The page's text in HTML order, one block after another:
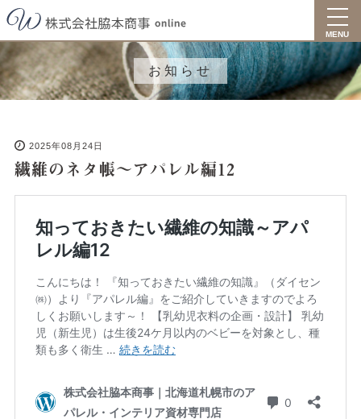
MENU
お知らせ
2025年08月24日
繊維のネタ帳～アパレル編12